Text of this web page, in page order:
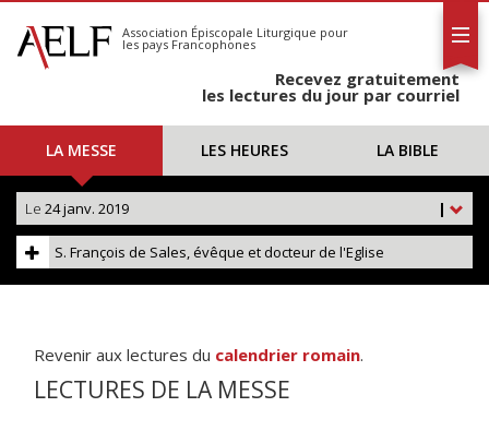
S'abonner
Calendrier
Association Épiscopale Liturgique pour
les pays Francophones
Recevez gratuitement
les lectures du jour par courriel
LA MESSE LES HEURES LA BIBLE
|
Le 24 janv. 2019
S. François de Sales, évêque et docteur de l'Eglise
Revenir aux lectures du calendrier romain.
LECTURES DE LA MESSE